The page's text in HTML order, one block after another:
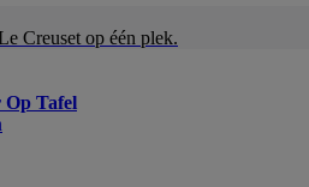
Creuset op één plek.
Op Tafel